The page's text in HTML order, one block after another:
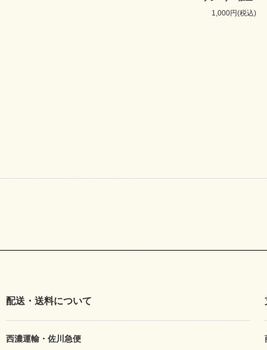
1,000円(税込)
配送・送料について
西濃運輸・佐川急便